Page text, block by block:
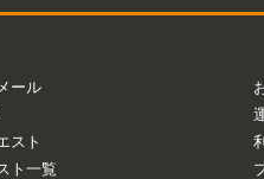
ール
スト
ト一覧